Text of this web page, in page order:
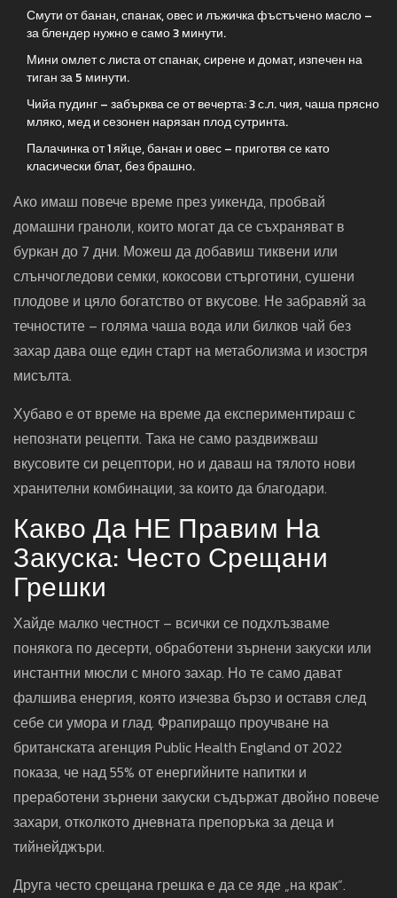
Смути от банан, спанак, овес и лъжичка фъстъчено масло –
за блендер нужно е само 3 минути.
Мини омлет с листа от спанак, сирене и домат, изпечен на
тиган за 5 минути.
Чийа пудинг – забърква се от вечерта: 3 с.л. чия, чаша прясно
мляко, мед и сезонен нарязан плод сутринта.
Палачинка от 1 яйце, банан и овес – приготвя се като
класически блат, без брашно.
Ако имаш повече време през уикенда, пробвай
домашни граноли, които могат да се съхраняват в
буркан до 7 дни. Можеш да добавиш тиквени или
слънчогледови семки, кокосови стърготини, сушени
плодове и цяло богатство от вкусове. Не забравяй за
течностите – голяма чаша вода или билков чай без
захар дава още един старт на метаболизма и изостря
мисълта.
Хубаво е от време на време да експериментираш с
непознати рецепти. Така не само раздвижваш
вкусовите си рецептори, но и даваш на тялото нови
хранителни комбинации, за които да благодари.
Какво Да НЕ Правим На
Закуска: Често Срещани
Грешки
Хайде малко честност – всички се подхлъзваме
понякога по десерти, обработени зърнени закуски или
инстантни мюсли с много захар. Но те само дават
фалшива енергия, която изчезва бързо и оставя след
себе си умора и глад. Фрапиращо проучване на
британската агенция Public Health England от 2022
показа, че над 55% от енергийните напитки и
преработени зърнени закуски съдържат двойно повече
захари, отколкото дневната препоръка за деца и
тийнейджъри.
Друга често срещана грешка е да се яде „на крак“.